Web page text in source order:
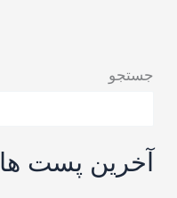
جستجو
آخرین پست ها